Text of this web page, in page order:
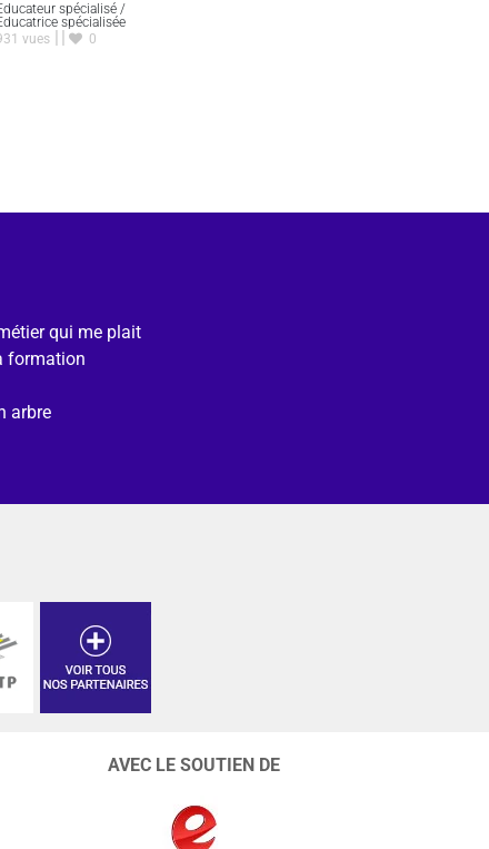
spécialisé /
spécialisée
vues
0
qui me plait
formation
arbre
AVEC LE SOUTIEN DE